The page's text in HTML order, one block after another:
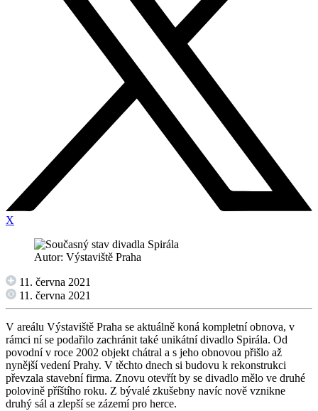
X
Autor: Výstaviště Praha
11. června 2021
11. června 2021
V areálu Výstaviště Praha se aktuálně koná kompletní obnova, v
rámci ní se podařilo zachránit také unikátní divadlo Spirála. Od
povodní v roce 2002 objekt chátral a s jeho obnovou přišlo až
nynější vedení Prahy. V těchto dnech si budovu k rekonstrukci
převzala stavební firma. Znovu otevřít by se divadlo mělo ve druhé
polovině příštího roku. Z bývalé zkušebny navíc nově vznikne
druhý sál a zlepší se zázemí pro herce.